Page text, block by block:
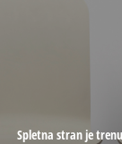
Spletna stran je